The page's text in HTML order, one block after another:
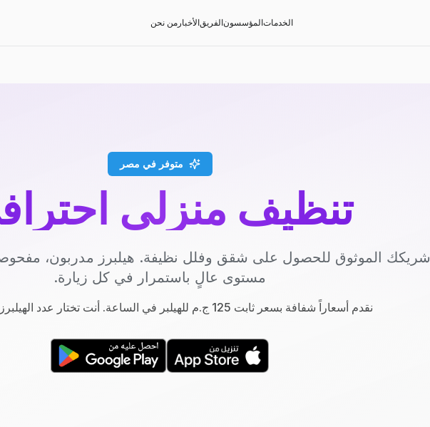
الخدماتالمؤسسونالفريقالأخبار من نحن
متوفر في مصر
تنظيف منزلي
شريكك الموثوق للحصول على شقق وفلل نظيفة. هيلبرز مدربون،
مستوى عالٍ باستمرار في كل زيارة.
نقدم أسعاراً شفافة بسعر ثابت 125 ج.م للهيلبر في الساعة. أنت تختار عدد الهيلبرز والساعات.